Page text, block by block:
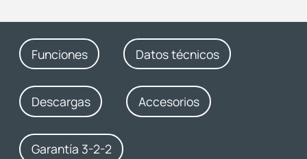
Funciones Datos técnicos
Descargas Accesorios
Garantía 3-2-2